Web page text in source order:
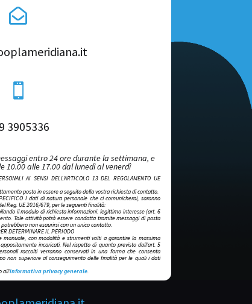


3905336
entro 24 ore durante la settimana, e
10.00 alle 17.00 dal lunedì al venerdì
AI SENSI DELL’ARTICOLO 13 DEL REGOLAMENTO UE
posto in essere a seguito della vostra richiesta di contatto.
I dati di natura personale che ci comunicherai, saranno
Reg. UE 2016/679, per le seguenti finalità:
il modulo di richiesta informazioni: legittimo interesse (art. 6
Tale attività potrà essere condotta tramite messaggi di posta
non esaurirsi con un unico contatto.
DETERMINARE IL PERIODO
con modalità e strumenti volti a garantire la massima
incaricati. Nel rispetto di quanto previsto dall’art. 5
raccolti verranno conservati in una forma che consenta
non superiore al conseguimento delle finalità per le quali i dati
all’informativa privacy generale.